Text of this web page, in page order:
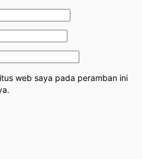
web saya pada peramban ini